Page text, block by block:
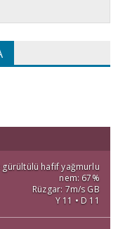
gürültülü hafif yağmurlu
nem: 67%
Rüzgar: 7m/s GB
Y 11 • D 11